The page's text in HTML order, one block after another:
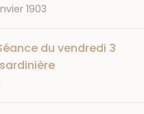
1903
du vendredi 3